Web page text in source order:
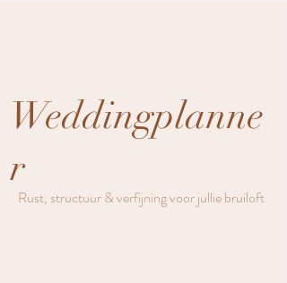
Weddingplanne
r
Rust, structuur & verfijning voor jullie bruiloft